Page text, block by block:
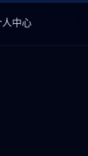
人中心